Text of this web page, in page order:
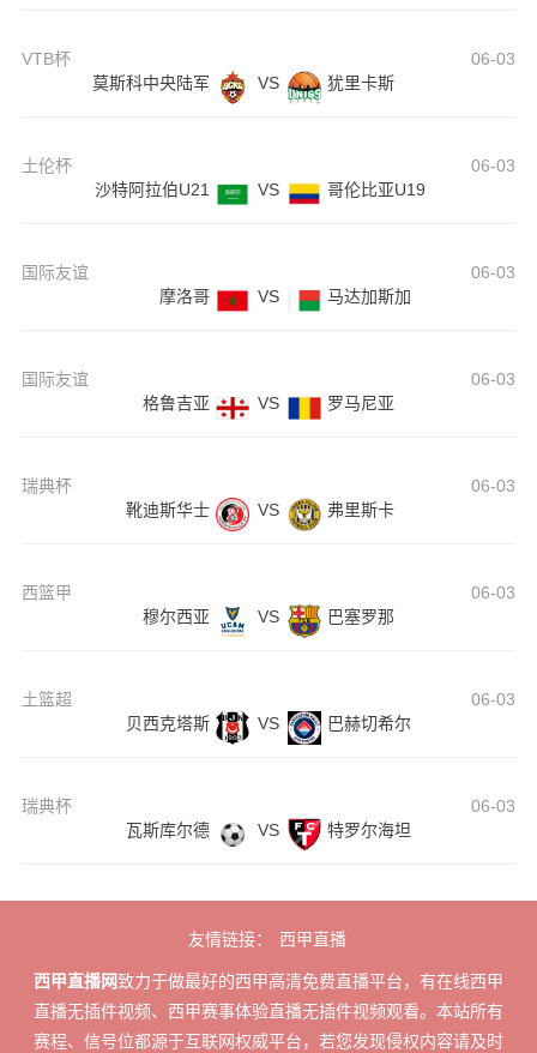
VTB杯
06-03
莫斯科中央陆军
VS 犹里卡斯
土伦杯
06-03
沙特阿拉伯U21
VS 哥伦比亚U19
国际友谊
06-03
摩洛哥
VS 马达加斯加
国际友谊
06-03
格鲁吉亚
VS 罗马尼亚
瑞典杯
06-03
靴迪斯华士
VS 弗里斯卡
西篮甲
06-03
穆尔西亚
VS 巴塞罗那
土篮超
06-03
贝西克塔斯
VS 巴赫切希尔
瑞典杯
06-03
瓦斯库尔德
VS 特罗尔海坦
友情链接： 西甲直播
西甲直播网致力于做最好的西甲高清免费直播平台，有在线西甲
直播无插件视频、西甲赛事体验直播无插件视频观看。本站所有
赛程、信号位都源于互联网权威平台，若您发现侵权内容请及时